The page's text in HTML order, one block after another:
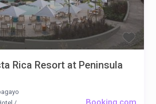
Rica Resort at Peninsula